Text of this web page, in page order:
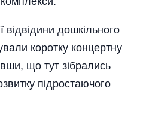
відвідини дошкільного
коротку концертну
що тут зібрались
підростаючого